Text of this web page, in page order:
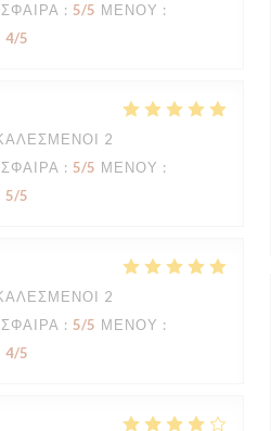
: 5/5 ΜΕΝΟΎ :
4/5
2
: 5/5 ΜΕΝΟΎ :
5/5
2
: 5/5 ΜΕΝΟΎ :
4/5